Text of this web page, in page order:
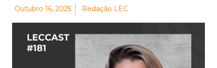
Outubro 16, 2025 Redação LEC